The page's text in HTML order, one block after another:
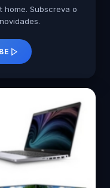
home. Subscreva o